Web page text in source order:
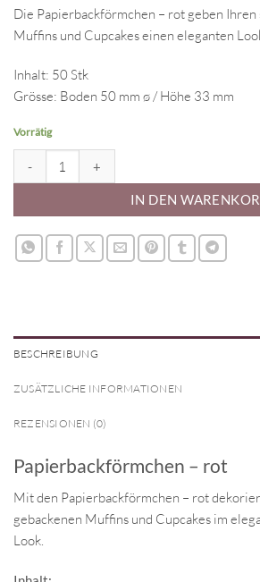
Die Papierbackförmchen – rot geben Ihren
Muffins und Cupcakes einen eleganten
Inhalt: 50 Stk
Grösse: Boden 50 mm ø / Höhe 33 mm
Vorrätig
IN DEN
BESCHREIBUNG
ZUSÄTZLICHE INFORMATIONEN
REZENSIONEN (0)
Papierbackförmchen – rot
Mit den Papierbackförmchen – rot
gebackenen Muffins und Cupcakes im
Look.